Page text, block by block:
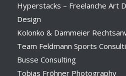
Hyperstacks – Freelanche Art
Design
Kolonko & Dammeier
Team Feldmann Sports
Busse Consulting
Tobias Fröhner Photography